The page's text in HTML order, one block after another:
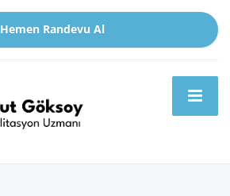
Hemen Randevu Al